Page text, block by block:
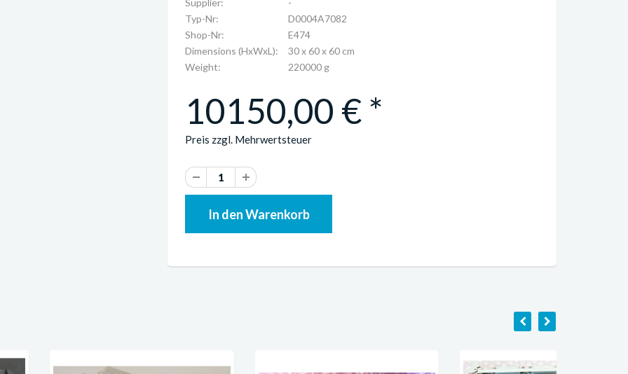
Supplier:
-
Typ-Nr:
D0004A7082
Shop-Nr:
E474
Dimensions (HxWxL):
30 x 60 x 60 cm
Weight:
220000 g
10150,00 € *
Preis zzgl. Mehrwertsteuer